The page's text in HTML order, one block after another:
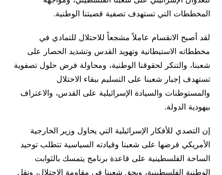
المخططات التي تستهدف تصفية قضيتنا الوطنية.
لقد أصبح الانقسام عاملاً مشجعاً للاحتلال للتمادي في
مخططاته الاستيطانية وتهويد القدس وتشديد الحصار على
شعبنا، والتنكر لحقوقنا الوطنية، ومحاولة فرض حلول تصفوية
تستهدف إجبار شعبنا على التسليم ببقاء الاحتلال
والمستوطنات والسيادة الإسرائيلية على القدس، والاعتراف
بيهودية الدولة.
إن التصدي للأفكار الإسرائيلية التي يحاول وزير الخارجية
الأمريكي فرضها على شعبنا وقيادته السياسية تتطلب توحيد
الساحة الفلسطينية على قاعدة برنامج يتمسك بالثوابت
الوطنية الفلسطينية، وبحق شعبنا في مقاومة الاحتلال، ونقل